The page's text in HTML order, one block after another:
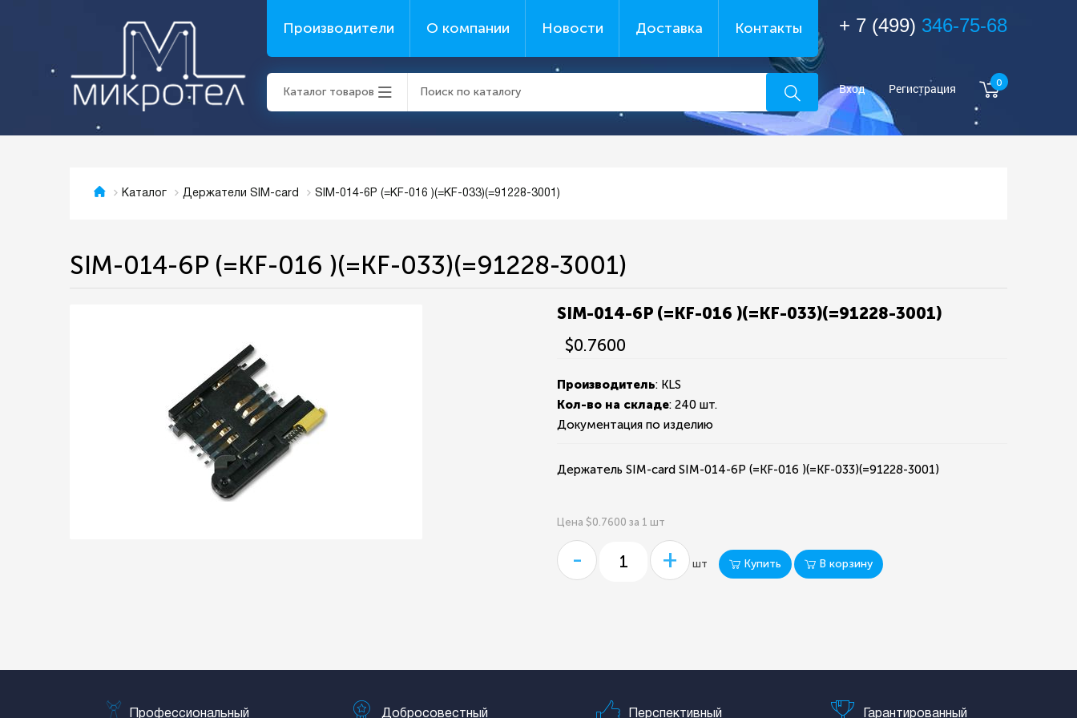
Производители О компании Новости Доставка Контакты
Каталог товаров
+ 7 (499) 346-75-68
Вход Регистрация 0
Каталог Держатели SIM-card SIM-014-6P (=KF-016 )(=KF-033)(=91228-3001)
SIM-014-6P (=KF-016 )(=KF-033)(=91228-3001)
SIM-014-6P (=KF-016 )(=KF-033)(=91228-3001)
$0.7600
Производитель: KLS
Кол-во на складе:240 шт.
Документация по изделию
Держатель SIM-card SIM-014-6P (=KF-016 )(=KF-033)(=91228-3001)
Цена $0.7600 за 1 шт
- + шт Купить В корзину
Профессиональный Добросовестный Перспективный Гарантированный